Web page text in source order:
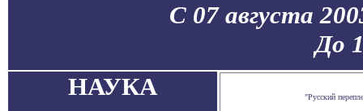
С 07 августа
До
НАУКА
"Русский